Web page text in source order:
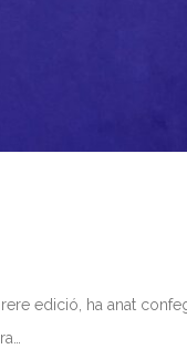
edició, ha anat